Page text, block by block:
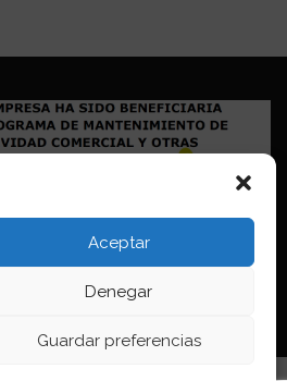
Aceptar
Denegar
Guardar preferencias